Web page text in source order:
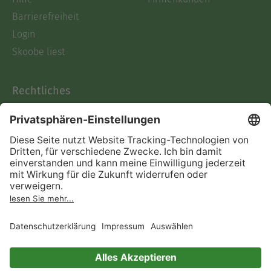
Barrierefreiheit
Login
Skoobe liest
Rechtliches
AGB
Informationen nach Data
Act
Verträge hier kündigen
Impressum